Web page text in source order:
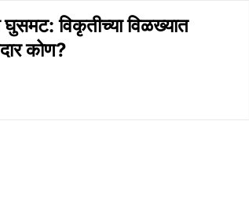
विकृतीच्या विळख्यात
कोण?